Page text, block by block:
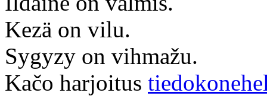
Kezä on vilu.
Sygyzy on vihmažu.
Kačo harjoitus